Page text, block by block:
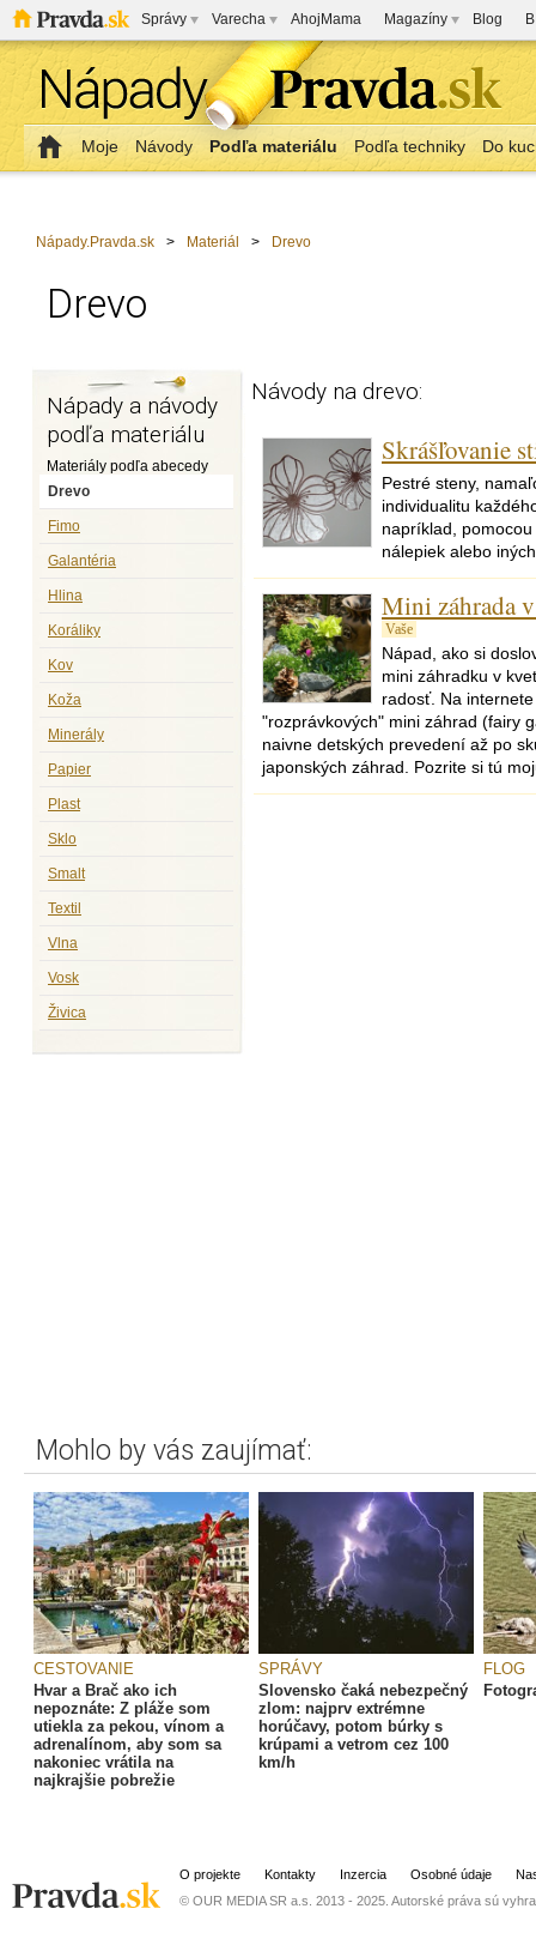
Správy Varecha AhojMama Magazíny Blog
Moje Návody Podľa materiálu Podľa techniky Do
Nápady.Pravda.sk > Materiál > Drevo
Drevo
Nápady a návody
podľa materiálu
Materiály podľa abecedy
Drevo
Fimo
Galantéria
Hlina
Koráliky
Kov
Koža
Minerály
Papier
Plast
Sklo
Smalt
Textil
Vlna
Vosk
Živica
Návody na drevo:
Skrášľovanie
Pestré steny,
individualitu
napríklad,
nálepiek alebo
Mini záhrada
Vaše
Nápad, ako si
mini záhradku v
radosť. Na
"rozprávkových" mini záhrad (fairy
naivne detských prevedení až po
japonských záhrad. Pozrite si tú
Mohlo by vás zaujímať:
CESTOVANIE
Hvar a Brač ako ich
nepoznáte: Z pláže som
utiekla za pekou, vínom a
adrenalínom, aby som sa
nakoniec vrátila na
najkrajšie pobrežie
SPRÁVY
Slovensko čaká nebezpečný
zlom: najprv extrémne
horúčavy, potom búrky s
krúpami a vetrom cez 100
km/h
FLOG
O projekte Kontakty Inzercia Osobné údaje
© OUR MEDIA SR a.s. 2013 - 2025. Autorské práva sú